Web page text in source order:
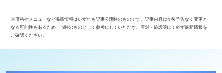
※価格やメニューなど掲載情報はいずれも記事公開時のものです。記事内容は今後予告なく変更と
なる可能性もあるため、当時のものとして参考にしていただき、店舗・施設等にて必ず最新情報を
ご確認ください。